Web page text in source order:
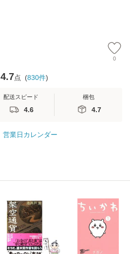
0
4.7点 (830件)
配送スピード
4.6
梱包
4.7
営業日カレンダー